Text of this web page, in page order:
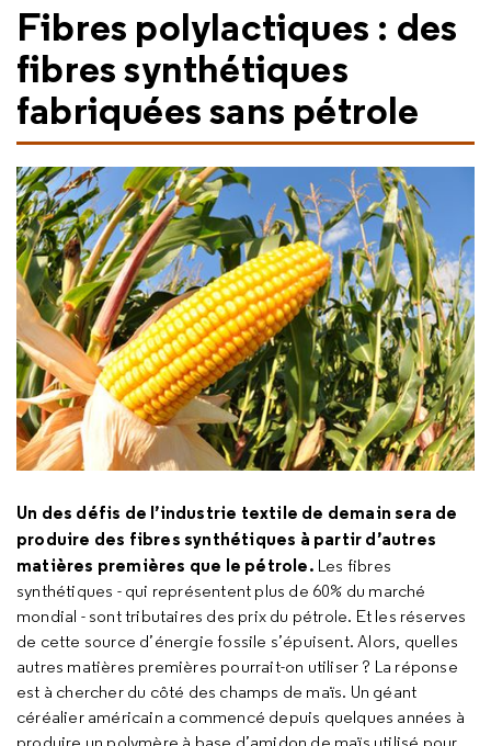
Fibres polylactiques : des
fibres synthétiques
fabriquées sans pétrole
Un des défis de l’industrie textile de demain sera de
produire des fibres synthétiques à partir d’autres
matières premières que le pétrole. Les fibres
synthétiques - qui représentent plus de 60% du marché
mondial - sont tributaires des prix du pétrole. Et les réserves
de cette source d’énergie fossile s’épuisent. Alors, quelles
autres matières premières pourrait-on utiliser ? La réponse
est à chercher du côté des champs de maïs. Un géant
céréalier américain a commencé depuis quelques années à